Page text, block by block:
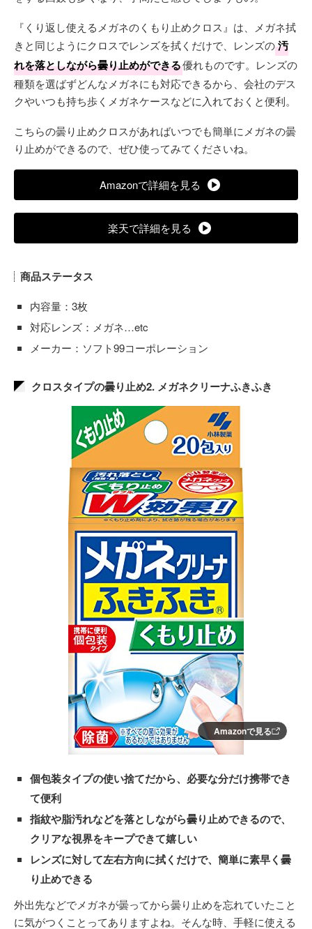
『くり返し使えるメガネのくもり止めクロス』は、メガネ拭
きと同じようにクロスでレンズを拭くだけで、レンズの汚
れを落としながら曇り止めができる優れものです。レンズの
種類を選ばずどんなメガネにも対応できるから、会社のデス
クやいつも持ち歩くメガネケースなどに入れておくと便利。
こちらの曇り止めクロスがあればいつでも簡単にメガネの曇
り止めができるので、ぜひ使ってみてくださいね。
Amazonで詳細を見る
楽天で詳細を見る
商品ステータス
内容量：3枚
対応レンズ：メガネ…etc
メーカー：ソフト99コーポレーション
クロスタイプの曇り止め2. メガネクリーナふきふき
Amazonで見る
個包装タイプの使い捨てだから、必要な分だけ携帯でき
て便利
指紋や脂汚れなどを落としながら曇り止めできるので、
クリアな視界をキープできて嬉しい
レンズに対して左右方向に拭くだけで、簡単に素早く曇
り止めできる
外出先などでメガネが曇ってから曇り止めを忘れていたこと
に気がつくことってありますよね。そんな時、手軽に使える